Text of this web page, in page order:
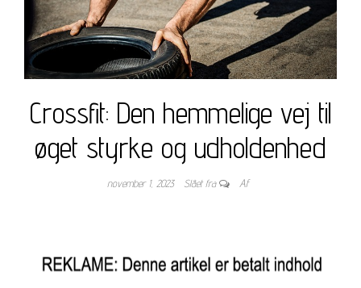
Crossfit: Den hemmelige vej til
øget styrke og udholdenhed
november 1, 2023 Slået fra Af